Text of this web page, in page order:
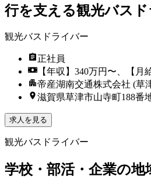
行を支える観光バス
観光バスドライバー
正社員
【年収】340万円〜、【月
帝産湖南交通株式会社 (草
滋賀県草津市山寺町188番
求人を見る
観光バスドライバー
学校・部活・企業の